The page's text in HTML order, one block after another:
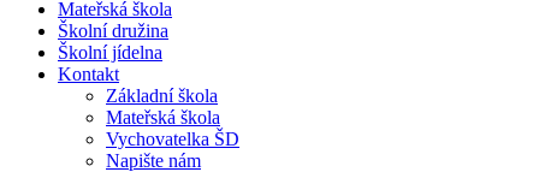
Mateřská škola
Školní družina
Školní jídelna
Kontakt
Základní škola
Mateřská škola
Vychovatelka ŠD
Napište nám